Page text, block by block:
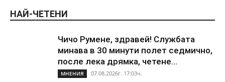
НАЙ-ЧЕТЕНИ
Чичо Румене, здравей! Службата
минава в 30 минути полет седмично,
после лека дрямка, четене...
МНЕНИЯ 07.08.2026г. 17:03ч.